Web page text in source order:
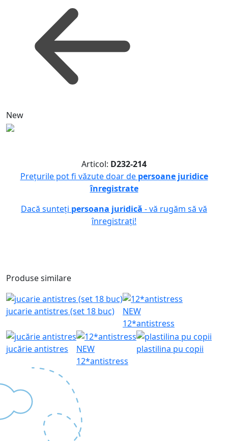
New
Articol: D232-214
Prețurile pot fi văzute doar de persoane juridice
înregistrate
Dacă sunteți persoana juridică - vă rugăm să vă
înregistrați!
Produse similare
jucarie antistres (set 18 buc)
NEW
12*antistress
jucărie antistres
NEW
12*antistress
plastilina pu copii